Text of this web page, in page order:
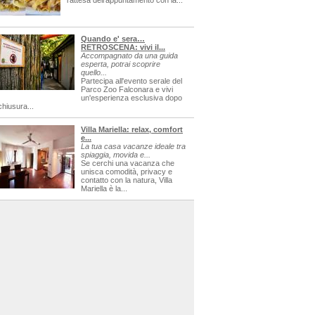
Quando e' sera…
RETROSCENA: vivi il...
Accompagnato da una guida
esperta, potrai scoprire
quello...
Partecipa all'evento serale del
Parco Zoo Falconara e vivi
un'esperienza esclusiva dopo
Villa Mariella: relax, comfort
e...
La tua casa vacanze ideale tra
spiaggia, movida e...
Se cerchi una vacanza che
unisca comodità, privacy e
contatto con la natura, Villa
Mariella è la...